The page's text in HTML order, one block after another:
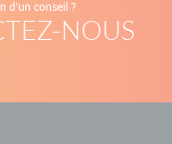
d'un conseil ?
NOUS